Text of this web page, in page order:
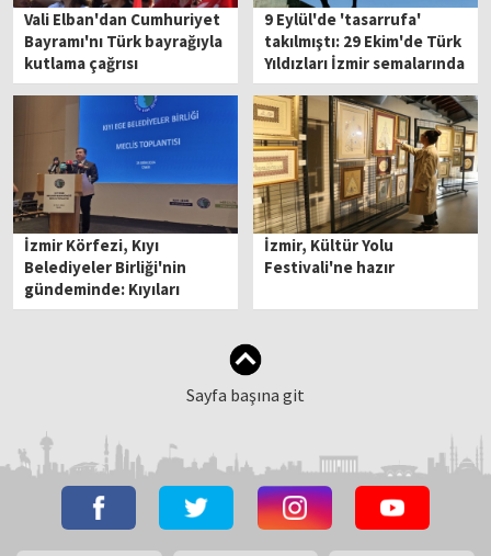
Vali Elban'dan Cumhuriyet
Bayramı'nı Türk bayrağıyla
kutlama çağrısı
9 Eylül'de 'tasarrufa'
takılmıştı: 29 Ekim'de Türk
Yıldızları İzmir semalarında
İzmir Körfezi, Kıyı
Belediyeler Birliği'nin
gündeminde: Kıyıları
tehdit ediyor!
İzmir, Kültür Yolu
Festivali'ne hazır
Sayfa başına git